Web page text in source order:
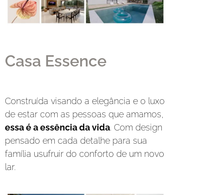
Casa Essence
Construída visando a elegância e o luxo
de estar com as pessoas que amamos,
essa é a essência da vida. Com design
pensado em cada detalhe para sua
família usufruir do conforto de um novo
lar.